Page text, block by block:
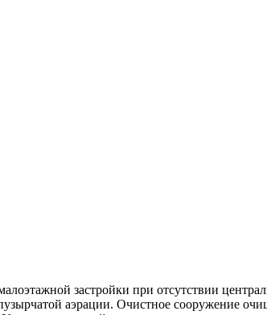
застройки при отсутствии
аэрации. Очистное сооружение